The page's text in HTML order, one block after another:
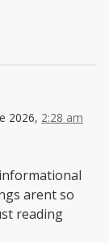
2026, 2:28 am
arent so
reading